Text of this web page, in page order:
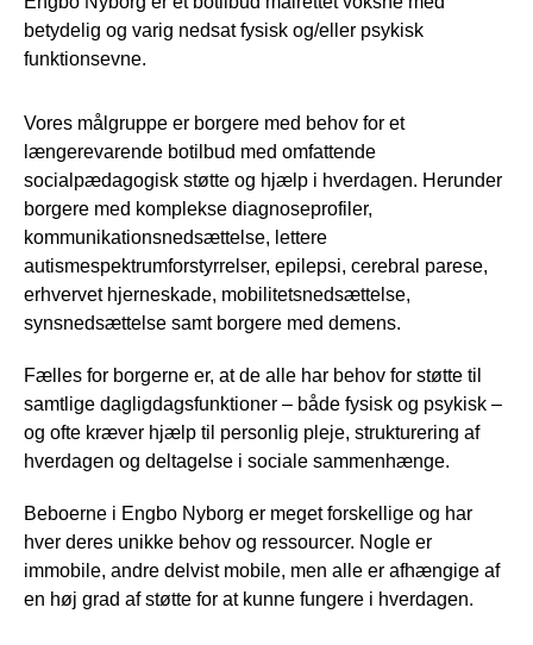
betydelig og varig nedsat fysisk og/eller psykisk
funktionsevne.
Vores målgruppe er borgere med behov for et
længerevarende botilbud med omfattende
socialpædagogisk støtte og hjælp i hverdagen. Herunder
borgere med komplekse diagnoseprofiler,
kommunikationsnedsættelse, lettere
autismespektrumforstyrrelser, epilepsi, cerebral parese,
erhvervet hjerneskade, mobilitetsnedsættelse,
synsnedsættelse samt borgere med demens.
Fælles for borgerne er, at de alle har behov for støtte til
samtlige dagligdagsfunktioner – både fysisk og psykisk –
og ofte kræver hjælp til personlig pleje, strukturering af
hverdagen og deltagelse i sociale sammenhænge.
Beboerne i Engbo Nyborg er meget forskellige og har
hver deres unikke behov og ressourcer. Nogle er
immobile, andre delvist mobile, men alle er afhængige af
en høj grad af støtte for at kunne fungere i hverdagen.